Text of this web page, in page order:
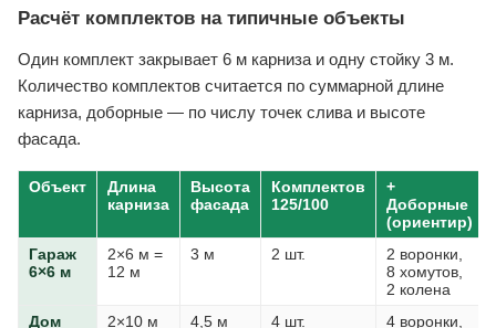
Расчёт комплектов на типичные объекты
Один комплект закрывает 6 м карниза и одну стойку 3 м.
Количество комплектов считается по суммарной длине
карниза, доборные — по числу точек слива и высоте
фасада.
Объект
Длина
карниза
Высота
фасада
Комплектов
125/100
+
Доборные
(ориентир)
Гараж
6×6 м
2×6 м =
12 м
3 м 2 шт.
2 воронки,
8 хомутов,
2 колена
Дом
2×10 м
4,5 м 4 шт.
4 воронки,